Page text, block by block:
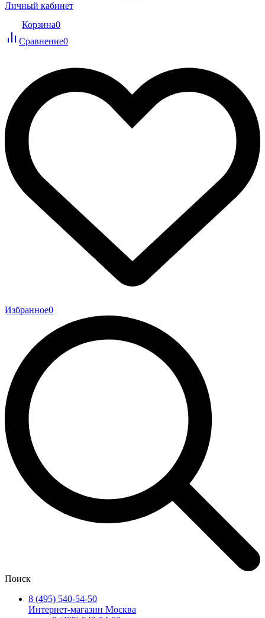
Личный кабинет
Корзина0
Сравнение0
Избранное0
Поиск
8 (495) 540-54-50
Интернет-магазин Москва